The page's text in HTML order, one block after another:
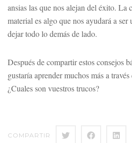
ansias las que nos alejan del éxito. La
material es algo que nos ayudará a
dejar todo lo demás de lado.
Después de compartir estos consejos
gustaría aprender muchos más a
¿Cuales son vuestros trucos?
COMPARTIR